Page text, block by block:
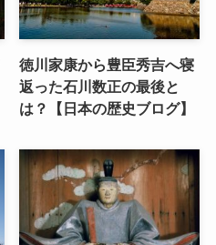
徳川家康から豊臣秀吉へ寝
返った石川数正の最後と
は？【日本の歴史ブログ】